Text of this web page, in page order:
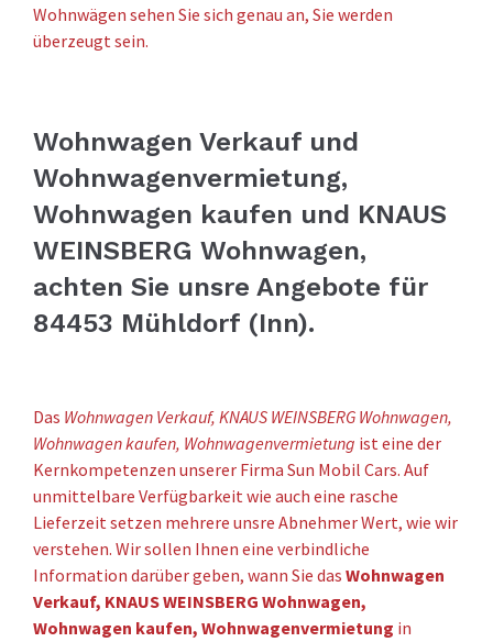
Wohnwägen sehen Sie sich genau an, Sie werden
überzeugt sein.
Wohnwagen Verkauf und
Wohnwagenvermietung,
Wohnwagen kaufen und KNAUS
WEINSBERG Wohnwagen,
achten Sie unsre Angebote für
84453 Mühldorf (Inn).
Das Wohnwagen Verkauf, KNAUS WEINSBERG Wohnwagen,
Wohnwagen kaufen, Wohnwagenvermietung ist eine der
Kernkompetenzen unserer Firma Sun Mobil Cars. Auf
unmittelbare Verfügbarkeit wie auch eine rasche
Lieferzeit setzen mehrere unsre Abnehmer Wert, wie wir
verstehen. Wir sollen Ihnen eine verbindliche
Information darüber geben, wann Sie das Wohnwagen
Verkauf, KNAUS WEINSBERG Wohnwagen,
Wohnwagen kaufen, Wohnwagenvermietung in